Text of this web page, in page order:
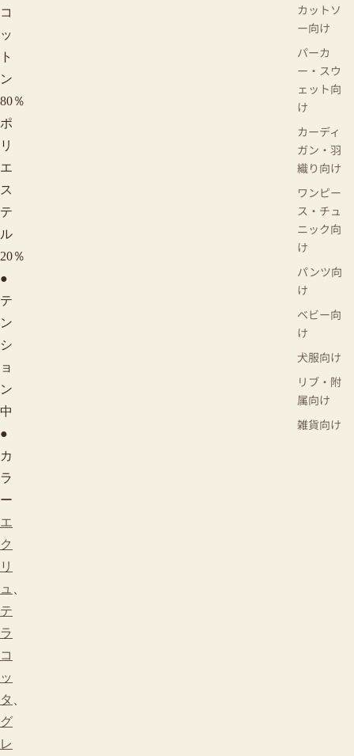
カットソ
ー向け
パーカ
ー・スウ
ェット向
け
カーディ
ガン・羽
織り向け
ワンピー
ス・チュ
ニック向
け
パンツ向
け
ベビー向
け
犬服向け
リブ・附
属向け
雑貨向け
コ
ッ
ト
ン
80％
ポ
リ
エ
ス
テ
ル
20％
●
テ
ン
シ
ョ
ン
中
●
カ
ラ
ー
エ
ク
リ
ュ
テ
ラ
コ
ッ
タ
グ
レ